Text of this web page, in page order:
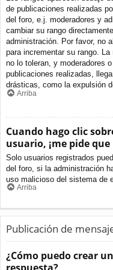
de publicaciones realizadas
del foro, e.j. moderadores y
cambiar su rango
administración. Por favor, no
para incrementar su rango.
no lo toleran, y moderadores
publicaciones realizadas,
drásticas, como la expulsión
Arriba
Cuando hago clic
usuario, ¡me pide
Solo usuarios registrados
del foro, si la administración
uso malicioso del sistema de
Arriba
Publicación de
¿Cómo puedo crear